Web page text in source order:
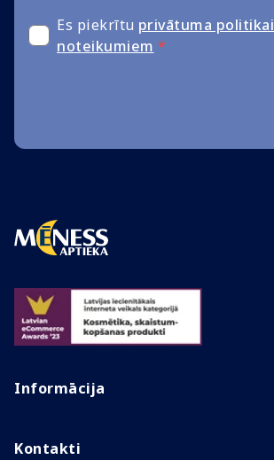
Es piekrītu privātuma politikai
noteikumiem *
Informācija
Kontakti